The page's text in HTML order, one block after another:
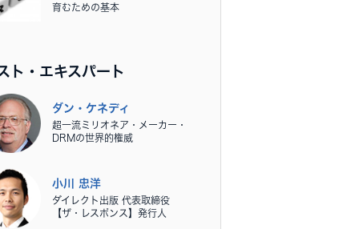
育むための基本
ト・エキスパート
ダン・ケネディ
超一流ミリオネア・メーカー・
DRMの世界的権威
小川 忠洋
ダイレクト出版 代表取締役
【ザ・レスポンス】発行人